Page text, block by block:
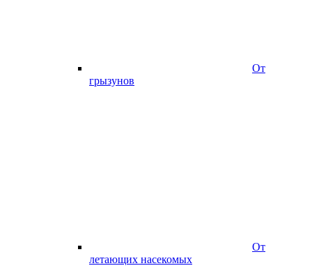
От
грызунов
От
летающих насекомых